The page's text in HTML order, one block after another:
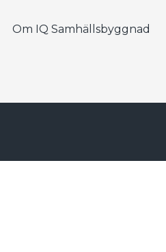
Om IQ Samhällsbyggnad